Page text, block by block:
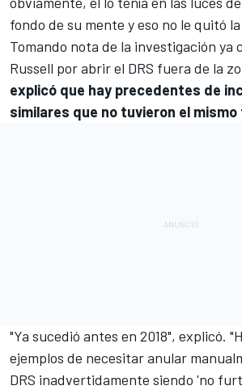
fondo de su mente y eso no le quitó
Tomando nota de la investigación ya
Russell por abrir el DRS fuera de la
explicó que hay precedentes de
similares que no tuvieron el mismo
"Ya sucedió antes en 2018", explicó.
ejemplos de necesitar anular
DRS inadvertidamente siendo 'no